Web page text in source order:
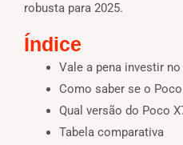
robusta para 2025.
Índice
Vale a pena investir
Como saber se o
Qual versão do Poco
Tabela comparativa